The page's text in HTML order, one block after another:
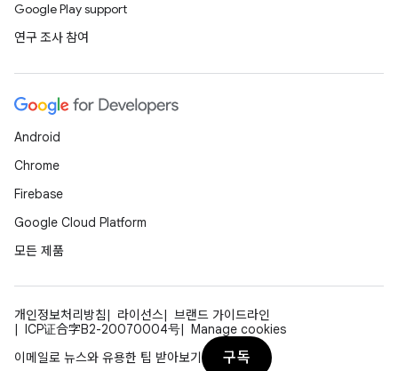
Google Play support
연구 조사 참여
Android
Chrome
Firebase
Google Cloud Platform
모든 제품
개인정보처리방침 라이선스
브랜드 가이드라인
ICP证合字B2-20070004号
Manage cookies
이메일로 뉴스와 유용한 팁 받아보기
구독